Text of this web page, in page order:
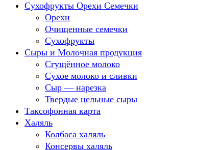
Сухофрукты Орехи Семечки
Орехи
Очищенные семечки
Сухофрукты
Сыры и Молочная продукция
Сгущённое молоко
Сухое молоко и сливки
Сыр — нарезка
Твердые цельные сыры
Таксофонная карта
Халяль
Колбаса халяль
Консервы халяль